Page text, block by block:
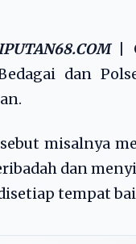
|
dan
misalnya
dan
tempat